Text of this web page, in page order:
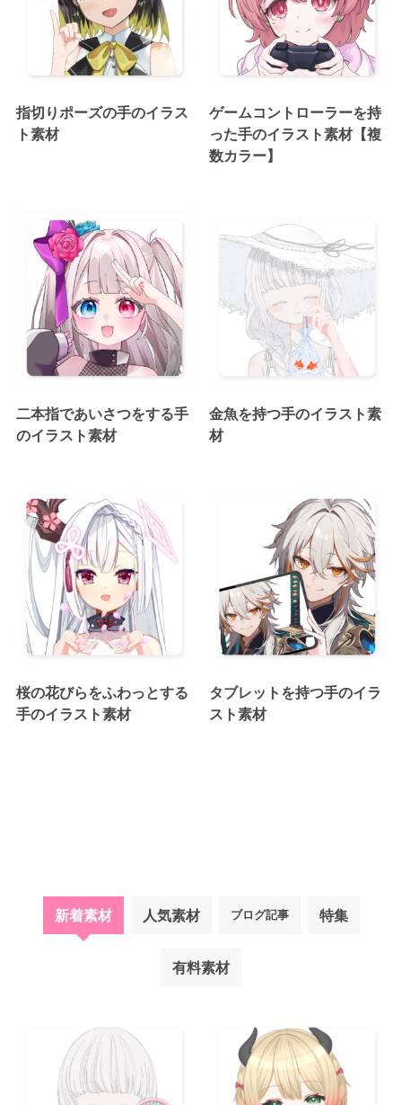
指切りポーズの手のイラス
ト素材
ゲームコントローラーを持
った手のイラスト素材【複
数カラー】
二本指であいさつをする手
のイラスト素材
金魚を持つ手のイラスト素
材
桜の花びらをふわっとする
手のイラスト素材
タブレットを持つ手のイラ
スト素材
新着素材 人気素材 ブログ記事 特集
有料素材